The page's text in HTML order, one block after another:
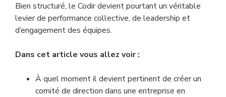
Bien structuré, le Codir devient pourtant un véritable
levier de performance collective, de leadership et
d’engagement des équipes.
Dans cet article vous allez voir :
À quel moment il devient pertinent de créer un
comité de direction dans une entreprise en